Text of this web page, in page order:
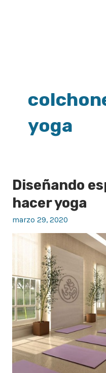
yoga
Diseñando
hacer yoga
marzo 29, 2020
Diseñando
espacios
hacer